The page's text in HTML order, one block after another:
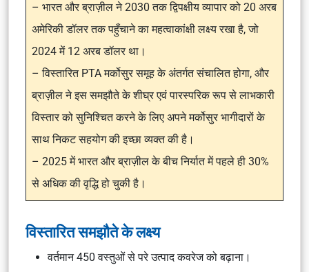
– भारत और ब्राज़ील ने 2030 तक द्विपक्षीय व्यापार को 20 अरब
अमेरिकी डॉलर तक पहुँचाने का महत्वाकांक्षी लक्ष्य रखा है, जो
2024 में 12 अरब डॉलर था।
– विस्तारित PTA मर्कोसुर समूह के अंतर्गत संचालित होगा, और
ब्राज़ील ने इस समझौते के शीघ्र एवं पारस्परिक रूप से लाभकारी
विस्तार को सुनिश्चित करने के लिए अपने मर्कोसुर भागीदारों के
साथ निकट सहयोग की इच्छा व्यक्त की है।
– 2025 में भारत और ब्राज़ील के बीच निर्यात में पहले ही 30%
से अधिक की वृद्धि हो चुकी है।
विस्तारित समझौते के लक्ष्य
वर्तमान 450 वस्तुओं से परे उत्पाद कवरेज को बढ़ाना।